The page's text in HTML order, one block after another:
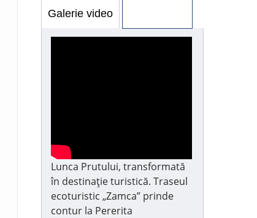
Galerie video
Lunca Prutului, transformată
în destinație turistică. Traseul
ecoturistic „Zamca” prinde
contur la Pererita